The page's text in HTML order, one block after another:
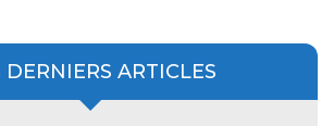
DERNIERS ARTICLES